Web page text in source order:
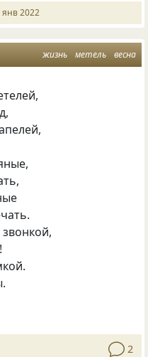
янв 2022
жизнь метель весна
2